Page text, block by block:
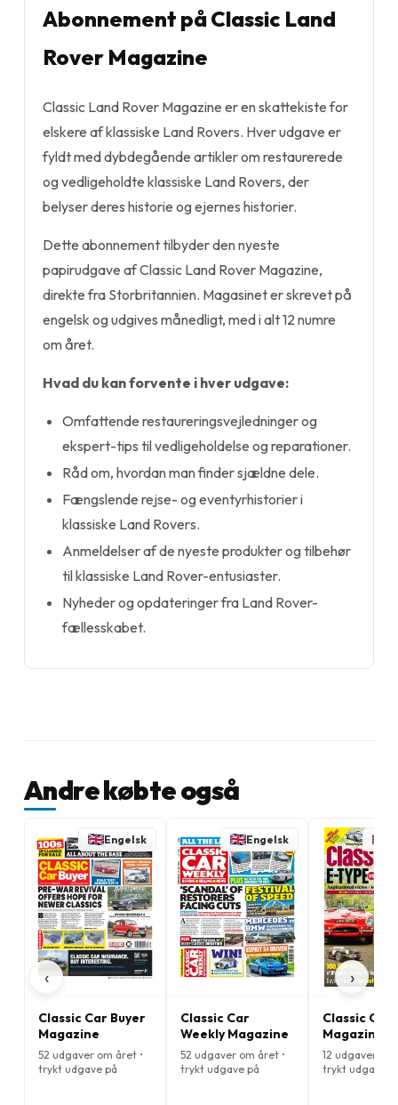
Abonnement på Classic Land
Rover Magazine
Classic Land Rover Magazine er en skattekiste for
elskere af klassiske Land Rovers. Hver udgave er
fyldt med dybdegående artikler om restaurerede
og vedligeholdte klassiske Land Rovers, der
belyser deres historie og ejernes historier.
Dette abonnement tilbyder den nyeste
papirudgave af Classic Land Rover Magazine,
direkte fra Storbritannien. Magasinet er skrevet på
engelsk og udgives månedligt, med i alt 12 numre
om året.
Hvad du kan forvente i hver udgave:
Omfattende restaureringsvejledninger og
ekspert-tips til vedligeholdelse og reparationer.
Råd om, hvordan man finder sjældne dele.
Fængslende rejse- og eventyrhistorier i
klassiske Land Rovers.
Anmeldelser af de nyeste produkter og tilbehør
til klassiske Land Rover-entusiaster.
Nyheder og opdateringer fra Land Rover-
fællesskabet.
Andre købte også
‹
Engelsk
Classic Car Buyer
Magazine
52 udgaver om året •
trykt udgave på
Engelsk
Classic Car
Weekly Magazine
52 udgaver om året •
trykt udgave på
Classic Cars
Magazine
12 udgaver om
trykt udgave
›